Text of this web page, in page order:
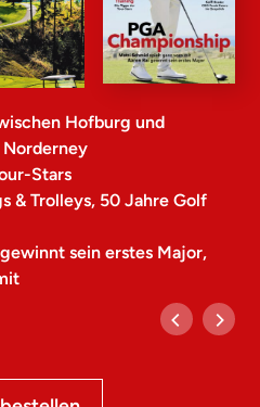
Hofburg und
Stars
& Trolleys, 50 Jahre Golf
sein erstes Major,